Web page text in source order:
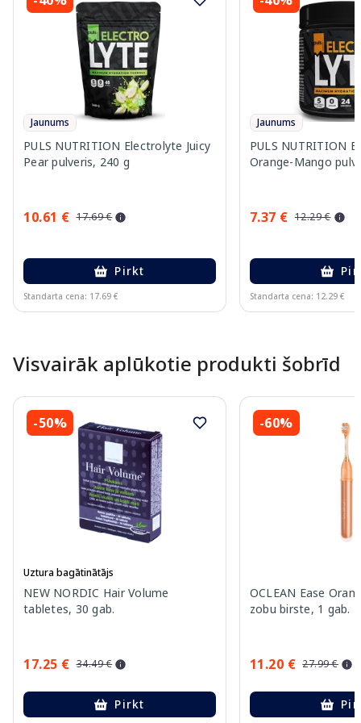
Jaunums
PULS NUTRITION Electrolyte Juicy
Pear pulveris, 240 g
10.61 € 17.69 €
Pirkt
Standarta cena: 17.69 €
Jaunums
PULS NUTRITION
Orange-Mango
7.37 € 12.29 €
Standarta cena: 12.29 €
Visvairāk aplūkotie produkti šobrīd
-50%
Uztura bagātinātājs
NEW NORDIC Hair Volume
tabletes, 30 gab.
17.25 € 34.49 €
Pirkt
-60%
OCLEAN Ease
zobu birste, 1 gab.
11.20 € 27.99 €